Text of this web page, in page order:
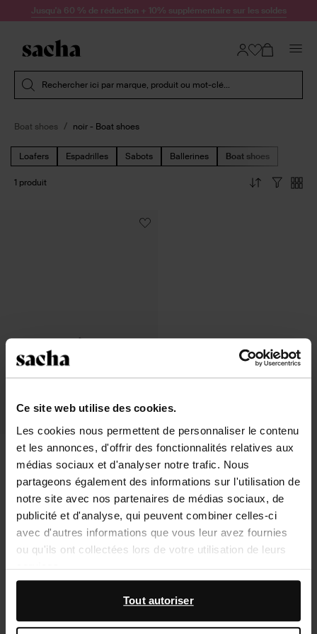
Ce site web utilise des cookies.
Les cookies nous permettent de personnaliser le contenu
et les annonces, d'offrir des fonctionnalités relatives aux
médias sociaux et d'analyser notre trafic. Nous
partageons également des informations sur l'utilisation de
notre site avec nos partenaires de médias sociaux, de
publicité et d'analyse, qui peuvent combiner celles-ci
avec d'autres informations que vous leur avez fournies
ou qu'ils ont collectées lors de votre utilisation de leurs
services.
En outre, nous travaillons avec Google à des fins de
publicité et de mesure. Vous pouvez en savoir plus sur la
Tout autoriser
Passer au contenu
Jusqu'à 60 % de réduction + 10% supplémentaire sur les soldes
Rechercher ici par marque, produit ou mot-clé...
Boat shoes noir - Boat shoes
Loafers Espadrilles Sabots Ballerines Boat shoes
1 produit
Chaussures bateau imprimé vache
104.99
À propos de Sacha
Livraison